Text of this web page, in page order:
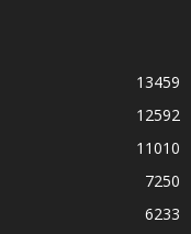
13459
12592
11010
7250
6233